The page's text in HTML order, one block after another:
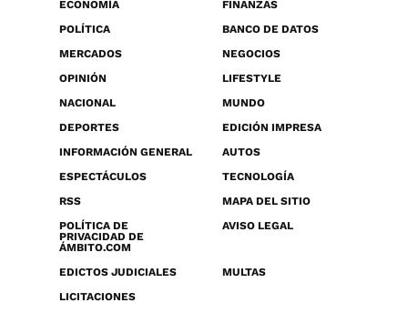
ECONOMÍA
FINANZAS
POLÍTICA
BANCO DE DATOS
MERCADOS
NEGOCIOS
OPINIÓN
LIFESTYLE
NACIONAL
MUNDO
DEPORTES
EDICIÓN IMPRESA
INFORMACIÓN GENERAL
AUTOS
ESPECTÁCULOS
TECNOLOGÍA
RSS
MAPA DEL SITIO
POLÍTICA DE
PRIVACIDAD DE
ÁMBITO.COM
AVISO LEGAL
EDICTOS JUDICIALES
MULTAS
LICITACIONES